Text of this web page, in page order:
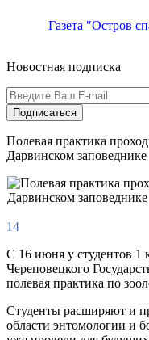
Газета "Остров
Новостная подписка
Подписаться
Полевая практика
Дарвинском заповеднике
14
С 16 июня у студентов 1
Череповецкого
полевая практика по
Студенты расширяют и
области энтомологии и